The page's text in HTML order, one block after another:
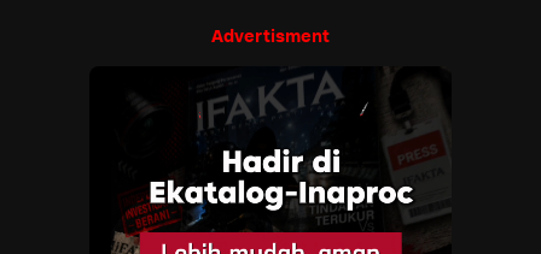
Advertisment